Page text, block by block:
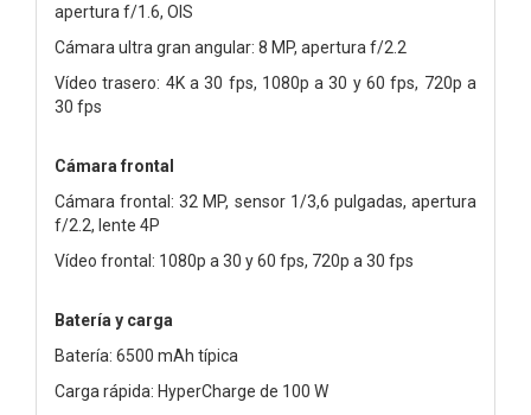
apertura f/1.6, OIS
Cámara ultra gran angular: 8 MP, apertura f/2.2
Vídeo trasero: 4K a 30 fps, 1080p a 30 y 60 fps, 720p a
30 fps
Cámara frontal
Cámara frontal: 32 MP, sensor 1/3,6 pulgadas, apertura
f/2.2, lente 4P
Vídeo frontal: 1080p a 30 y 60 fps, 720p a 30 fps
Batería y carga
Batería: 6500 mAh típica
Carga rápida: HyperCharge de 100 W